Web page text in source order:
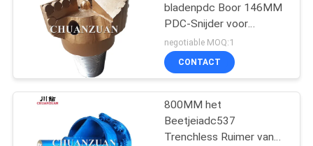
NIEUWS
hdd rotsreamers
bladenpdc Boor 146MM
PDC-Snijder voor
Middelgrote Harde
Vorming
negotiable MOQ:1
CONTACT
800MM het
Beetjeiadc537
Trenchless Ruimer van